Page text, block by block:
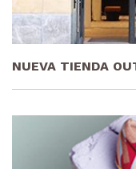
NUEVA TIENDA